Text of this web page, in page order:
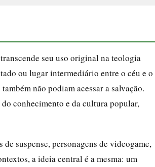
seu uso original na teologia
ou lugar intermediário entre o céu e o
não podiam acessar a salvação.
conhecimento e da cultura popular,
suspense, personagens de videogame,
a ideia central é a mesma: um